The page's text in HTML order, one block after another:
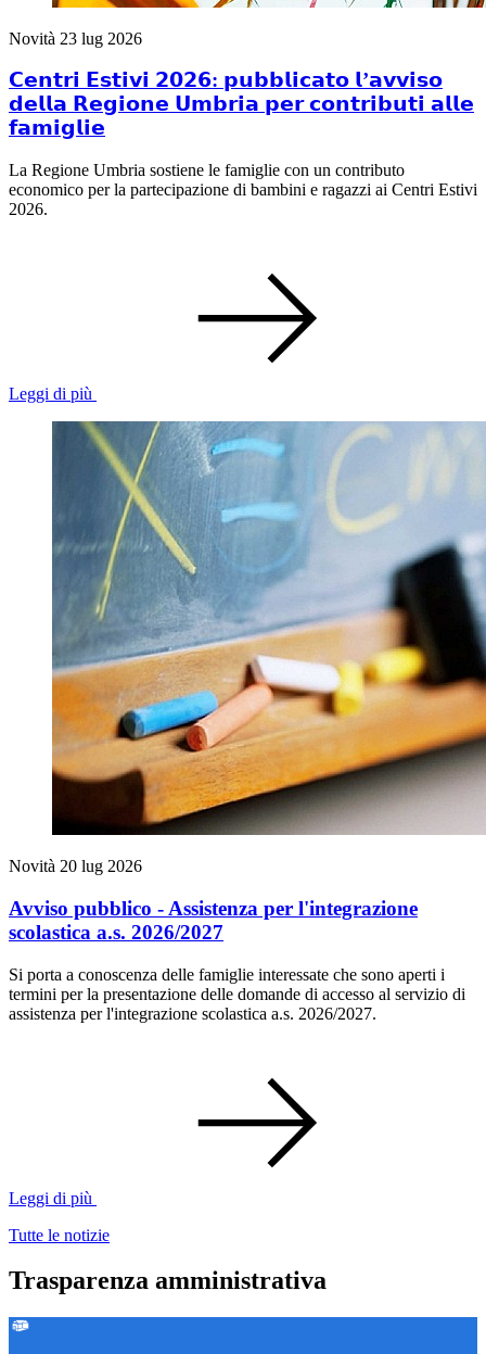
Novità 23 lug 2026
𝗖𝗲𝗻𝘁𝗿𝗶 𝗘𝘀𝘁𝗶𝘃𝗶 𝟮𝟬𝟮𝟲: 𝗽𝘂𝗯𝗯𝗹𝗶𝗰𝗮𝘁𝗼 𝗹’𝗮𝘃𝘃𝗶𝘀𝗼
𝗱𝗲𝗹𝗹𝗮 𝗥𝗲𝗴𝗶𝗼𝗻𝗲 𝗨𝗺𝗯𝗿𝗶𝗮 𝗽𝗲𝗿 𝗰𝗼𝗻𝘁𝗿𝗶𝗯𝘂𝘁𝗶 𝗮𝗹𝗹𝗲
𝗳𝗮𝗺𝗶𝗴𝗹𝗶𝗲
La Regione Umbria sostiene le famiglie con un contributo
economico per la partecipazione di bambini e ragazzi ai Centri Estivi
2026.
Leggi di più
Novità 20 lug 2026
Avviso pubblico - Assistenza per l'integrazione
scolastica a.s. 2026/2027
Si porta a conoscenza delle famiglie interessate che sono aperti i
termini per la presentazione delle domande di accesso al servizio di
assistenza per l'integrazione scolastica a.s. 2026/2027.
Leggi di più
Tutte le notizie
Trasparenza amministrativa